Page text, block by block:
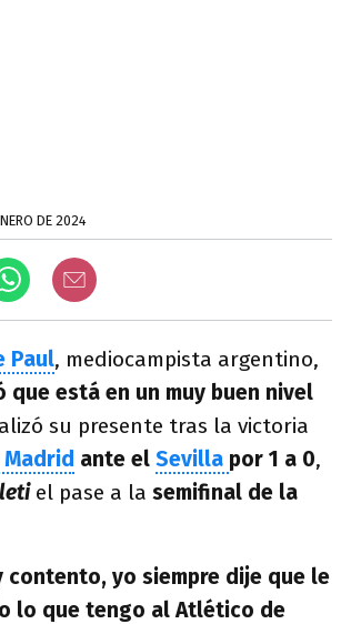
DE 2024
Paul, mediocampista argentino,
que está en un muy buen nivel
su presente tras la victoria
ante el Sevilla por 1 a 0,
el pase a la semifinal de la
contento, yo siempre dije que le
lo que tengo al Atlético de